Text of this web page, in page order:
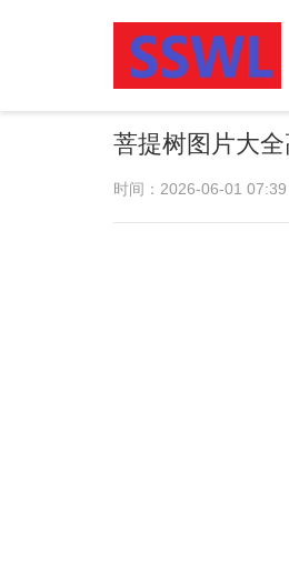
菩提树图片大
时间：2026-06-01 07:39